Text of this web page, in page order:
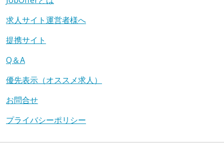
求人サイト運営者様へ
提携サイト
Q＆A
優先表示（オススメ求人）
お問合せ
プライバシーポリシー